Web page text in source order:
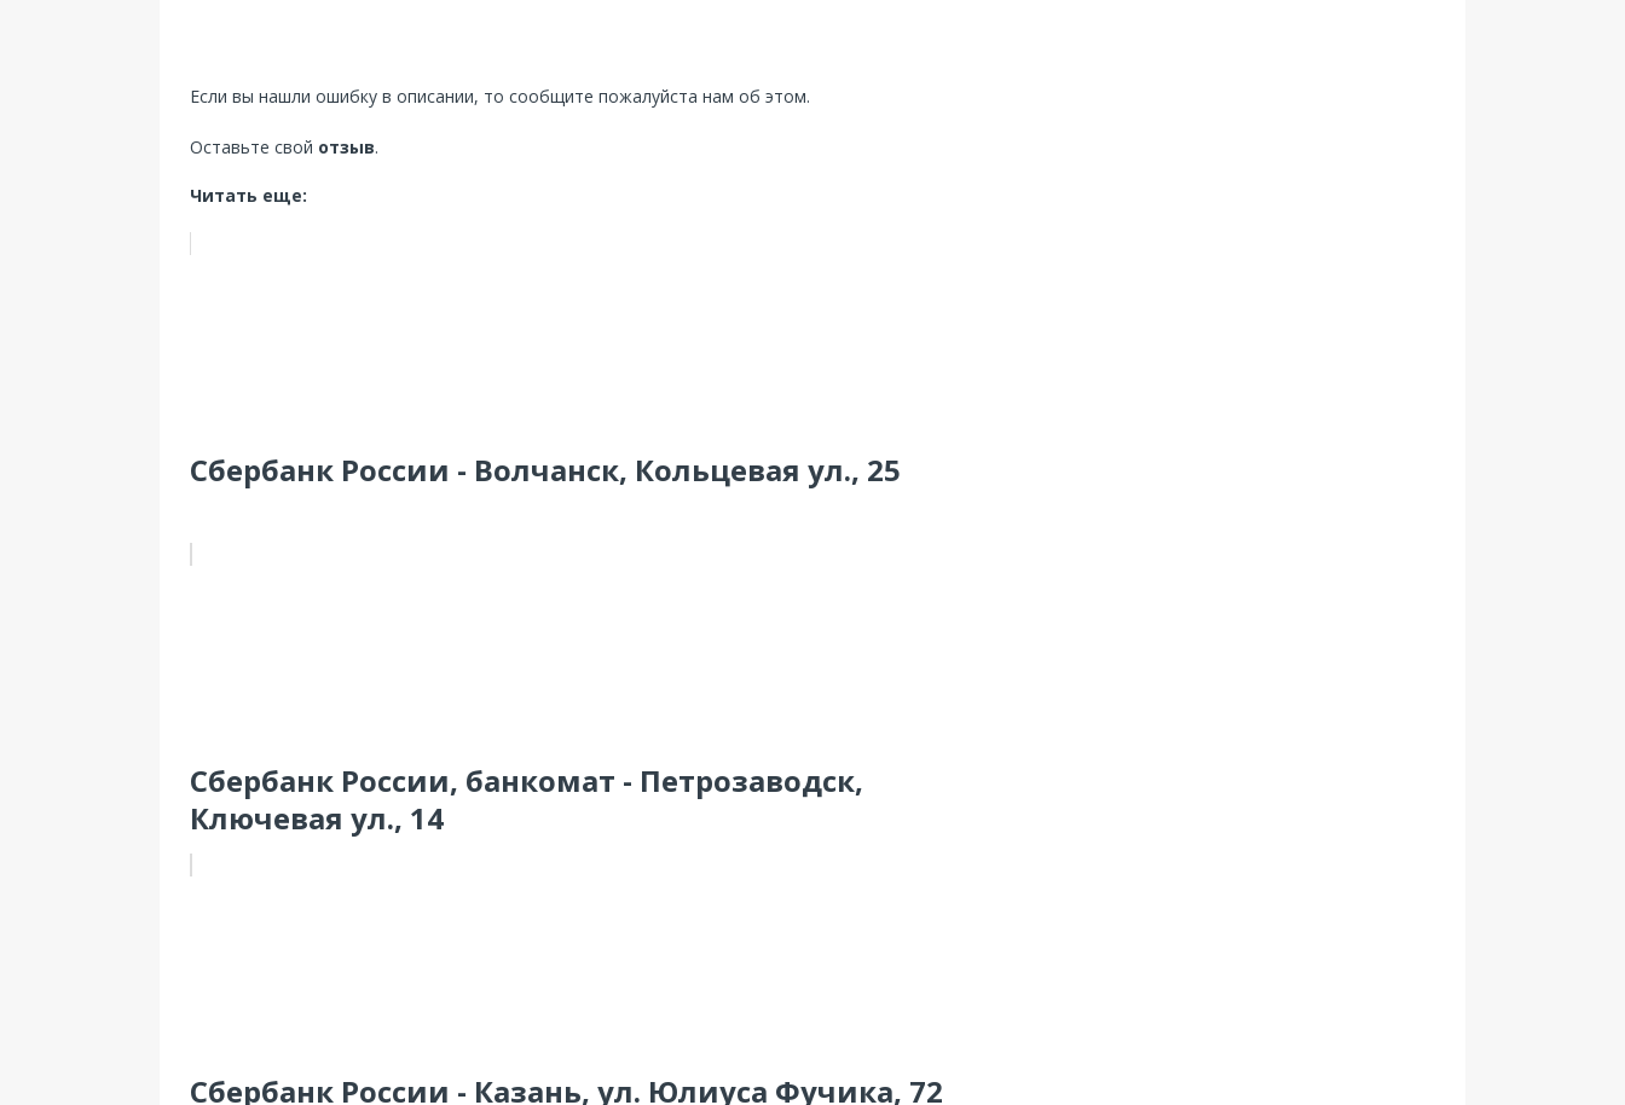
Если вы нашли ошибку в описании, то сообщите пожалуйста нам об этом.
Оставьте свой отзыв.
Читать еще:
Сбербанк России - Волчанск, Кольцевая ул., 25
Сбербанк России, банкомат - Петрозаводск,
Ключевая ул., 14
Сбербанк России - Казань, ул. Юлиуса Фучика, 72